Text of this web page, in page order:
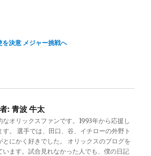
決意 メジャー挑戦へ
: 青波 牛太
なオリックスファンです。1993年から応援し
す。 選手では、田口、谷、イチローの外野ト
とにかく好きでした。 オリックスのブログを
います。試合見れなかった人でも、僕の日記